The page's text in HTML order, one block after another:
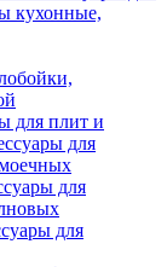
кухонные,
для плит и
для
для
для